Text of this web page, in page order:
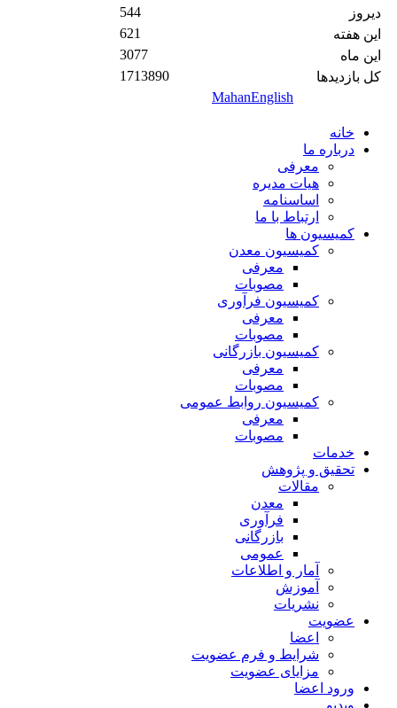
دیروز
این هفته
این ماه
کل بازدیدها
544
621
3077
1713890
MahanEnglish
خانه
درباره ما
معرفی
هیات مدیره
اساسنامه
ارتباط با ما
کمیسیون ها
کمیسیون معدن
معرفی
مصوبات
کمیسیون فرآوری
معرفی
مصوبات
کمیسیون بازرگانی
معرفی
مصوبات
کمیسیون روابط عمومی
معرفی
مصوبات
خدمات
تحقیق و پژوهش
مقالات
معدن
فرآوری
بازرگانی
عمومی
آمار و اطلاعات
آموزش
نشریات
عضویت
اعضا
شرایط و فرم عضویت
مزایای عضویت
ورود اعضا
ویدیو